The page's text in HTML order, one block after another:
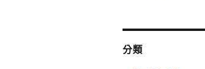
分類